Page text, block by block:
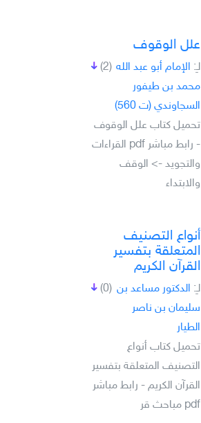
علل الوقوف
(2) لـِ: الإمام أبو عبد الله
محمد بن طيفور
السجاوندي (ت 560)
تحميل كتاب علل الوقوف
- رابط مباشر pdf القراءات
والتجويد -> الوقف
والابتداء
أنواع التصنيف
المتعلقة بتفسير
القرآن الكريم
(0) لـِ: الدكتور مساعد بن
سليمان بن ناصر
الطيار
تحميل كتاب أنواع
التصنيف المتعلقة بتفسير
القرآن الكريم - رابط مباشر
pdf مباحث قر